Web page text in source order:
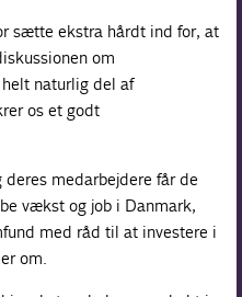
sætte ekstra hårdt ind for, at
om
naturlig del af
os et godt
medarbejdere får de
vækst og job i Danmark,
med råd til at investere i
om.